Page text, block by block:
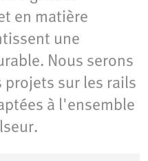
en matière
une
Nous serons
sur les rails
à l'ensemble